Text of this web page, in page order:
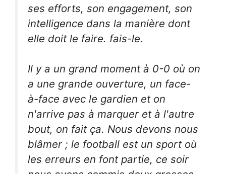
ses efforts, son engagement, son
intelligence dans la manière dont
elle doit le faire. fais-le.
Il y a un grand moment à 0-0 où on
a une grande ouverture, un face-
à-face avec le gardien et on
n'arrive pas à marquer et à l'autre
bout, on fait ça. Nous devons nous
blâmer ; le football est un sport où
les erreurs en font partie, ce soir